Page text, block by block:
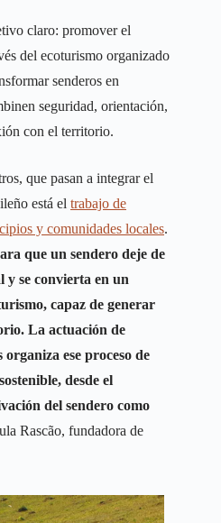
claro: promover el
del ecoturismo organizado
senderos en
seguridad, orientación,
con el territorio.
que pasan a integrar el
está el trabajo de
y comunidades locales.
que un sendero deje de
y se convierta en un
capaz de generar
La actuación de
ese proceso de
desde el
del sendero como
Rascão, fundadora de